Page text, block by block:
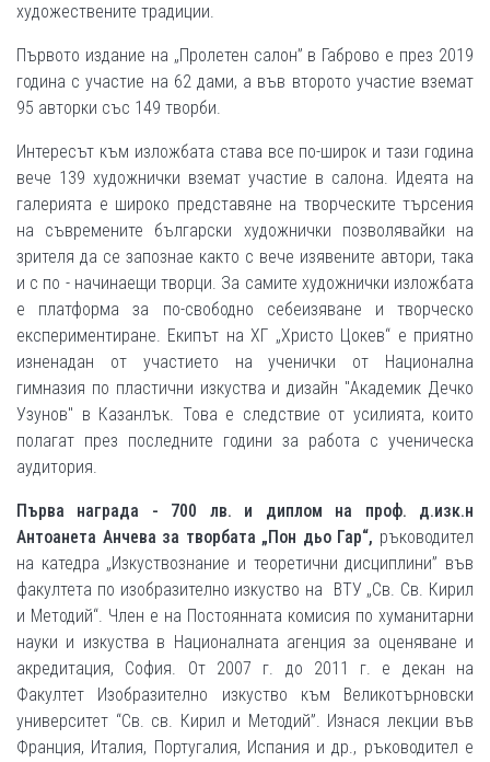
художествените традиции.
Първото издание на „Пролетен салон” в Габрово е през 2019
година с участие на 62 дами, а във второто участие вземат
95 авторки със 149 творби.
Интересът към изложбата става все по-широк и тази година
вече 139 художнички вземат участие в салона. Идеята на
галерията е широко представяне на творческите търсения
на съвремените български художнички позволявайки на
зрителя да се запознае както с вече изявените автори, така
и с по - начинаещи творци. За самите художнички изложбата
е платформа за по-свободно себеизяване и творческо
експериментиране. Екипът на ХГ „Христо Цокев“ е приятно
изненадан от участието на ученички от Национална
гимназия по пластични изкуства и дизайн "Академик Дечко
Узунов" в Казанлък. Това е следствие от усилията, които
полагат през последните години за работа с ученическа
аудитория.
Първа награда - 700 лв. и диплом на проф. д.изк.н
Антоанета Анчева за творбата „Пон дьо Гар“, ръководител
на катедра „Изкуствознание и теоретични дисциплини” във
факултета по изобразително изкуство на ВТУ „Св. Св. Кирил
и Методий“. Член е на Постоянната комисия по хуманитарни
науки и изкуства в Националната агенция за оценяване и
акредитация, София. От 2007 г. до 2011 г. е декан на
Факултет Изобразително изкуство към Великотърновски
университет “Св. св. Кирил и Методий”. Изнася лекции във
Франция, Италия, Португалия, Испания и др., ръководител е